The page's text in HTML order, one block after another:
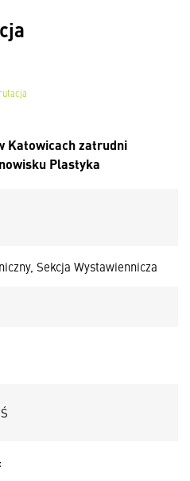
Katowicach zatrudni
Plastyka
Sekcja Wystawiennicza